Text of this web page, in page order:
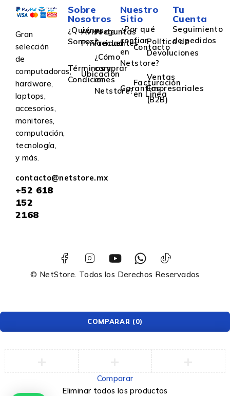
Gran
selección
de
computadoras,
hardware,
laptops,
accesorios,
monitores,
computación,
tecnología,
y más.
contacto@netstore.mx
+52 618
152
2168
Sobre
Nosotros
¿Quiénes
Somos?
Aviso de
Privacidad
Preguntas
Frecuentes
Términos y
Condiciones
Ubicación
¿Cómo
comprar
en
Netstore?
Nuestro
Sitio
¿Por qué
confiar
en
Netstore?
Contacto
Política de
Devoluciones
Garantías
Facturación
en Linea
Ventas
Empresariales
(B2B)
Tu
Cuenta
Seguimiento
de pedidos
© NetStore. Todos los Derechos Reservados
COMPARAR (0)
Comparar
Eliminar todos los productos